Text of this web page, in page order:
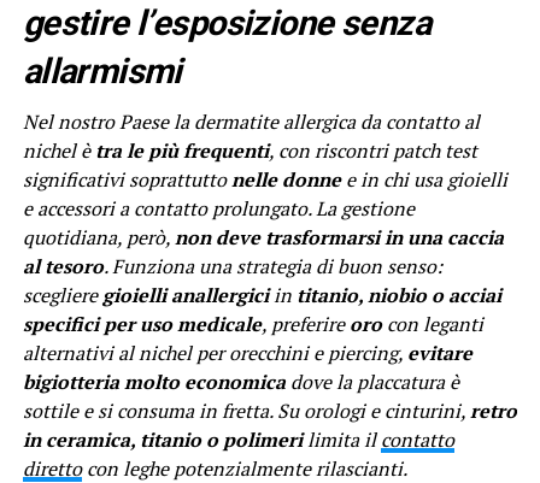
gestire l’esposizione senza
allarmismi
Nel nostro Paese la dermatite allergica da contatto al
nichel ètra le più frequenti, con riscontri patch test
significativi soprattuttonelle donnee in chi usa gioielli
e accessori a contatto prolungato. La gestione
quotidiana, però,non deve trasformarsi in una caccia
al tesoro. Funziona una strategia di buon senso:
sceglieregioielli anallergiciin titanio, niobio o acciai
specifici per uso medicale, preferireorocon leganti
alternativi al nichel per orecchini e piercing, evitare
bigiotteria molto economicadove la placcatura è
sottile e si consuma in fretta. Su orologi e cinturini,retro
in ceramica, titanio o polimerilimita ilcontatto
direttocon leghe potenzialmente rilascianti.